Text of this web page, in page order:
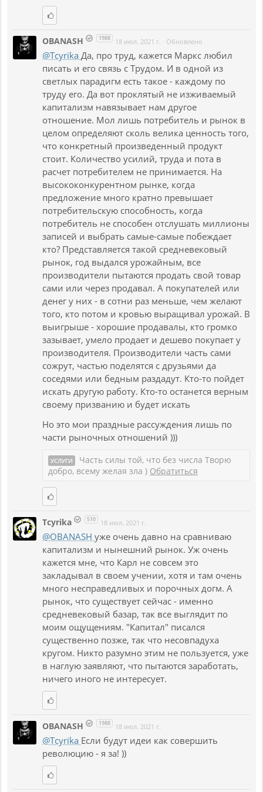
OBANASH 1988 18 июл. 2021 г. · Обновлено
@Tcyrika Да, про труд, кажется Маркс любил
писать и его связь с Трудом. И в одной из
светлых парадигм есть такое - каждому по
труду его. Да вот проклятый не изживаемый
капитализм навязывает нам другое
отношение. Мол лишь потребитель и рынок в
целом определяют сколь велика ценность того,
что конкретный произведенный продукт
стоит. Количество усилий, труда и пота в
расчет потребителем не принимается. На
высококонкурентном рынке, когда
предложение много кратно превышает
потребительскую способность, когда
потребитель не способен отслушать миллионы
записей и выбрать самые-самые побеждает
кто? Представляется такой средневековый
рынок, год выдался урожайным, все
производители пытаются продать свой товар
сами или через продавал. А покупателей или
денег у них - в сотни раз меньше, чем желают
того, кто потом и кровью выращивал урожай. В
выигрыше - хорошие продавалы, кто громко
зазывает, умело продает и дешево покупает у
производителя. Производители часть сами
сожрут, частью поделятся с друзьями да
соседями или бедным раздадут. Кто-то пойдет
искать другую работу. Кто-то останется верным
своему призванию и будет искать
Но это мои праздные рассуждения лишь по
части рыночных отношений )))
УСЛУГИ
Часть силы той, что без числа Творю
добро, всему желая зла ) Обратиться
Tcyrika 510 18 июл. 2021 г.
@OBANASH уже очень давно на сравниваю
капитализм и нынешний рынок. Уж очень
кажется мне, что Карл не совсем это
закладывал в своем учении, хотя и там очень
много несправедливых и порочных догм. А
рынок, что существует сейчас - именно
средневековый базар, так все выглядит по
моим ощущениям. "Капитал" писался
существенно позже, так что несовпадуха
кругом. Никто разумно этим не пользуется, уже
в наглую заявляют, что пытаются заработать,
ничего иного не интересует.
OBANASH 1988 18 июл. 2021 г.
@Tcyrika Если будут идеи как совершить
революцию - я за! ))